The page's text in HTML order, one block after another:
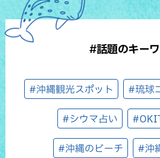
#話題のキー
#沖縄観光スポット #琉球
#シウマ占い
#沖縄のビーチ #沖